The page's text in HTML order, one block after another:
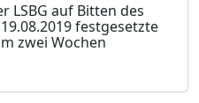
LSBG auf Bitten des
festgesetzte
zwei Wochen